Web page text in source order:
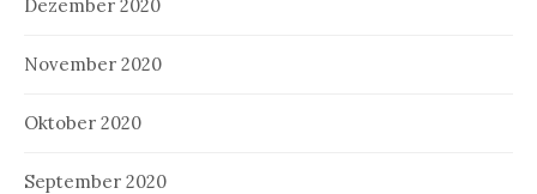
Dezember 2020
November 2020
Oktober 2020
September 2020